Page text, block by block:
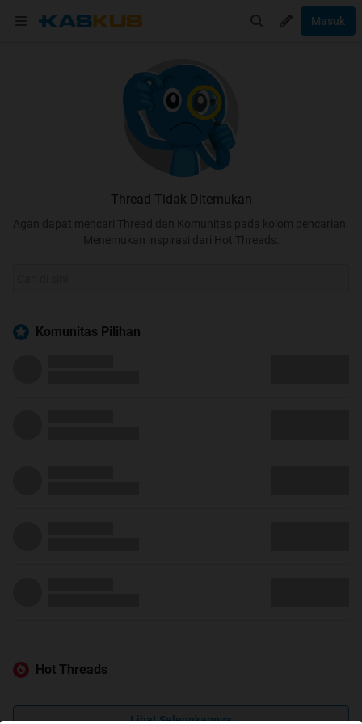
Masuk
Thread Tidak Ditemukan
Agan dapat mencari Thread dan Komunitas pada kolom pencarian.
Menemukan inspirasi dari Hot Threads.
Komunitas Pilihan
Hot Threads
Lihat Selengkapnya